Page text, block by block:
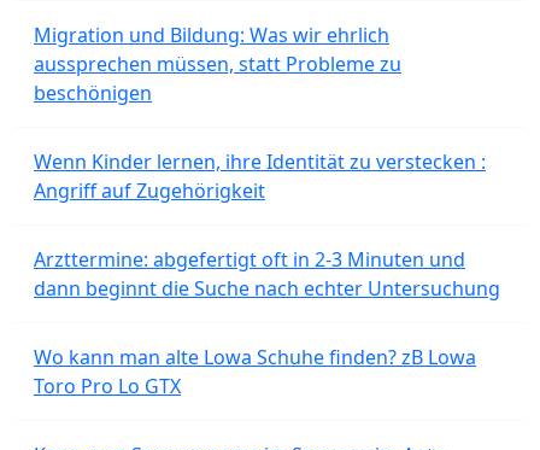
Migration und Bildung: Was wir ehrlich
aussprechen müssen, statt Probleme zu
beschönigen
Wenn Kinder lernen, ihre Identität zu verstecken :
Angriff auf Zugehörigkeit
Arzttermine: abgefertigt oft in 2-3 Minuten und
dann beginnt die Suche nach echter Untersuchung
Wo kann man alte Lowa Schuhe finden? zB Lowa
Toro Pro Lo GTX